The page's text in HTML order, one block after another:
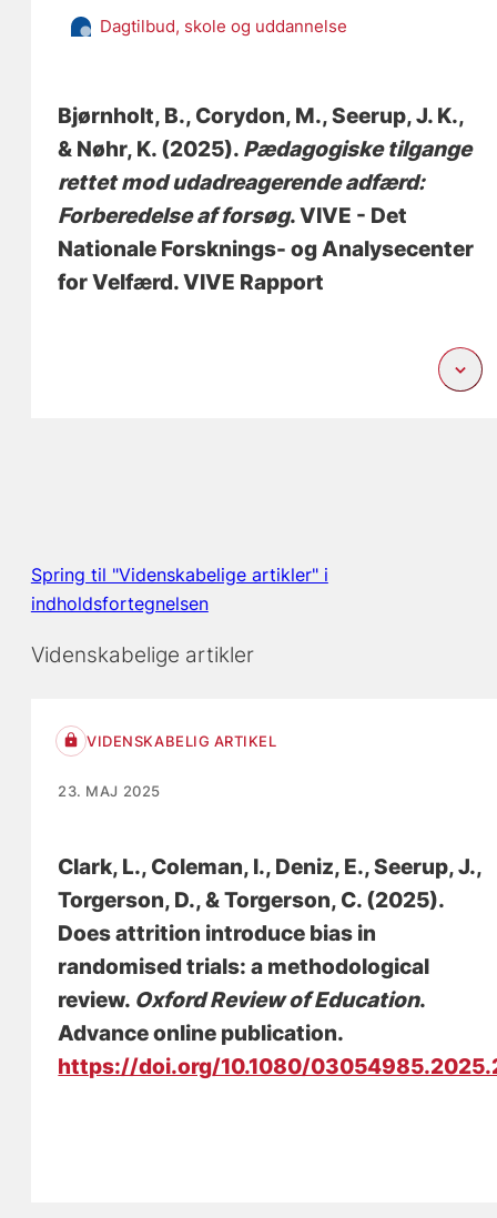
Dagtilbud, skole og uddannelse
Bjørnholt, B., Corydon, M., Seerup, J. K.,
& Nøhr, K. (2025). Pædagogiske tilgange
rettet mod udadreagerende adfærd:
Forberedelse af forsøg. VIVE - Det
Nationale Forsknings- og Analysecenter
for Velfærd. VIVE Rapport
Spring til "Videnskabelige artikler" i
indholdsfortegnelsen
Videnskabelige artikler
VIDENSKABELIG ARTIKEL
23. MAJ 2025
Clark, L., Coleman, I., Deniz, E., Seerup, J.,
Torgerson, D., & Torgerson, C. (2025).
Does attrition introduce bias in
randomised trials: a methodological
review. Oxford Review of Education.
Advance online publication.
https://doi.org/10.1080/